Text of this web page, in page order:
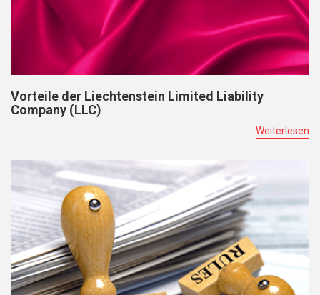
Vorteile der Liechtenstein Limited Liability
Company (LLC)
Weiterlesen